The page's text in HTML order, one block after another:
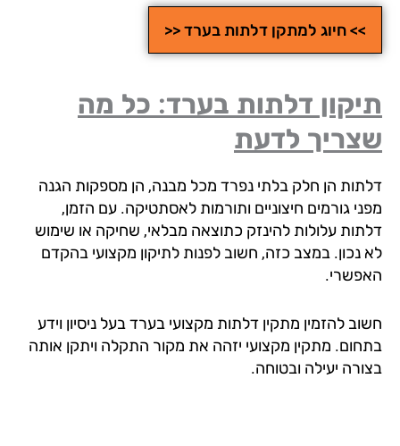
>> חיוג למתקן דלתות בערד <<
דלתות בערד: כל מה
לדעת
הן חלק בלתי נפרד מכל מבנה, הן מספקות הגנה
גורמים חיצוניים ותורמות לאסתטיקה. עם הזמן,
עלולות להינזק כתוצאה מבלאי, שחיקה או שימוש
נכון. במצב כזה, חשוב לפנות לתיקון מקצועי בהקדם
להזמין מתקין דלתות מקצועי בערד בעל ניסיון וידע
מתקין מקצועי יזהה את מקור התקלה ויתקן אותה
יעילה ובטוחה.